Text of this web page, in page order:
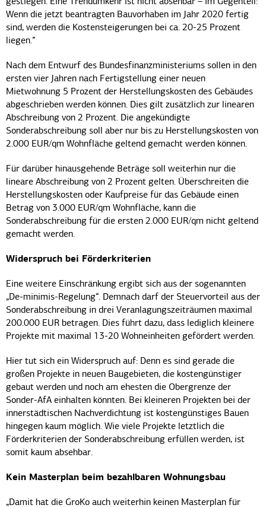
Wenn die jetzt beantragten Bauvorhaben im Jahr 2020 fertig
sind, werden die Kostensteigerungen bei ca. 20-25 Prozent
liegen.”
Nach dem Entwurf des Bundesfinanzministeriums sollen in den
ersten vier Jahren nach Fertigstellung einer neuen
Mietwohnung 5 Prozent der Herstellungskosten des Gebäudes
abgeschrieben werden können. Dies gilt zusätzlich zur linearen
Abschreibung von 2 Prozent. Die angekündigte
Sonderabschreibung soll aber nur bis zu Herstellungskosten von
2.000 EUR/qm Wohnfläche geltend gemacht werden können.
Für darüber hinausgehende Beträge soll weiterhin nur die
lineare Abschreibung von 2 Prozent gelten. Überschreiten die
Herstellungskosten oder Kaufpreise für das Gebäude einen
Betrag von 3.000 EUR/qm Wohnfläche, kann die
Sonderabschreibung für die ersten 2.000 EUR/qm nicht geltend
gemacht werden.
Widerspruch bei Förderkriterien
Eine weitere Einschränkung ergibt sich aus der sogenannten
„De-minimis-Regelung“. Demnach darf der Steuervorteil aus der
Sonderabschreibung in drei Veranlagungszeiträumen maximal
200.000 EUR betragen. Dies führt dazu, dass lediglich kleinere
Projekte mit maximal 13-20 Wohneinheiten gefördert werden.
Hier tut sich ein Widerspruch auf: Denn es sind gerade die
großen Projekte in neuen Baugebieten, die kostengünstiger
gebaut werden und noch am ehesten die Obergrenze der
Sonder-AfA einhalten könnten. Bei kleineren Projekten bei der
innerstädtischen Nachverdichtung ist kostengünstiges Bauen
hingegen kaum möglich. Wie viele Projekte letztlich die
Förderkriterien der Sonderabschreibung erfüllen werden, ist
somit kaum absehbar.
Kein Masterplan beim bezahlbaren Wohnungsbau
„Damit hat die GroKo auch weiterhin keinen Masterplan für